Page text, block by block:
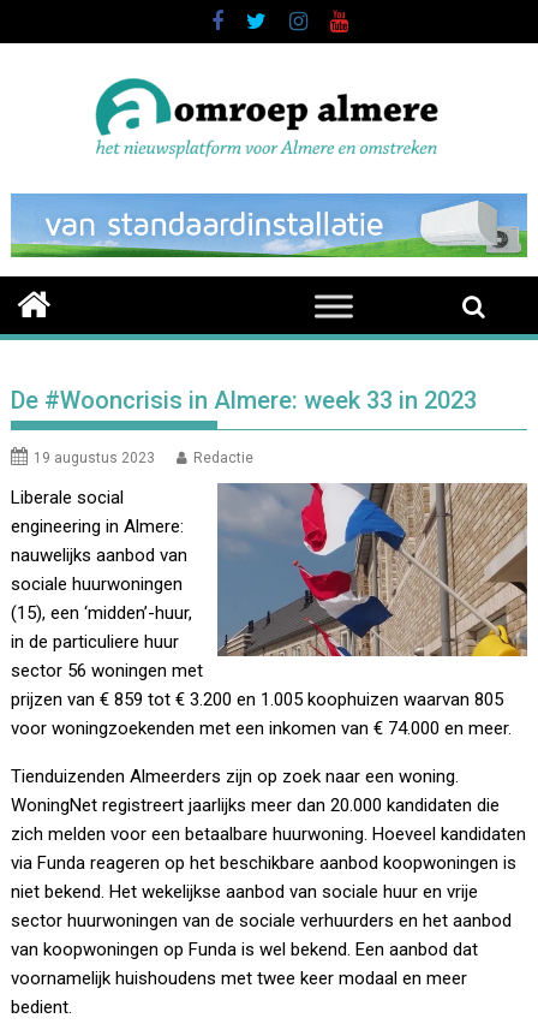
to
De #Wooncrisis in Almere: week 33 in 2023
19 augustus 2023 Redactie
Liberale social
engineering in Almere:
nauwelijks aanbod van
sociale huurwoningen
(15), een ‘midden’-huur,
in de particuliere huur
sector 56 woningen met
prijzen van € 859 tot € 3.200 en 1.005 koophuizen waarvan 805
voor woningzoekenden met een inkomen van € 74.000 en meer.
Tienduizenden Almeerders zijn op zoek naar een woning.
WoningNet registreert jaarlijks meer dan 20.000 kandidaten die
zich melden voor een betaalbare huurwoning. Hoeveel kandidaten
via Funda reageren op het beschikbare aanbod koopwoningen is
niet bekend. Het wekelijkse aanbod van sociale huur en vrije
sector huurwoningen van de sociale verhuurders en het aanbod
van koopwoningen op Funda is wel bekend. Een aanbod dat
voornamelijk huishoudens met twee keer modaal en meer
bedient.